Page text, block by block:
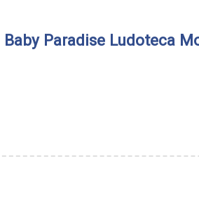
Baby Paradise Ludoteca